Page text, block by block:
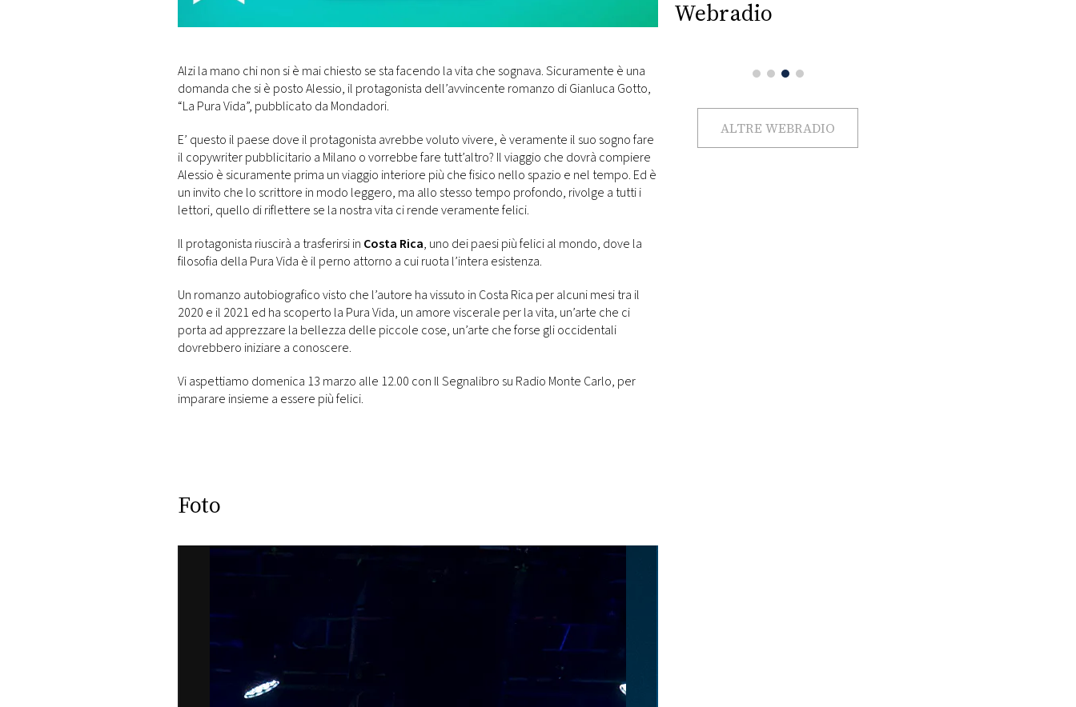
MONACO
RMC
CONSIGLIA
Alzi la mano chi non si è mai chiesto se sta facendo la vita che sognava. Sicuramente è una
domanda che si è posto Alessio, il protagonista dell’avvincente romanzo di Gianluca Gotto,
“La Pura Vida”, pubblicato da Mondadori.
E’ questo il paese dove il protagonista avrebbe voluto vivere, è veramente il suo sogno fare
il copywriter pubblicitario a Milano o vorrebbe fare tutt’altro? Il viaggio che dovrà compiere
Alessio è sicuramente prima un viaggio interiore più che fisico nello spazio e nel tempo. Ed è
un invito che lo scrittore in modo leggero, ma allo stesso tempo profondo, rivolge a tutti i
lettori, quello di riflettere se la nostra vita ci rende veramente felici.
Il protagonista riuscirà a trasferirsi in Costa Rica, uno dei paesi più felici al mondo, dove la
filosofia della Pura Vida è il perno attorno a cui ruota l’intera esistenza.
Un romanzo autobiografico visto che l’autore ha vissuto in Costa Rica per alcuni mesi tra il
2020 e il 2021 ed ha scoperto la Pura Vida, un amore viscerale per la vita, un’arte che ci
porta ad apprezzare la bellezza delle piccole cose, un’arte che forse gli occidentali
dovrebbero iniziare a conoscere.
Vi aspettiamo domenica 13 marzo alle 12.00 con Il Segnalibro su Radio Monte Carlo, per
imparare insieme a essere più felici.
Foto
Webradio
ALTRE WEBRADIO